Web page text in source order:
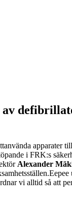
av
apparater
i FRK:s
Alexander
Eepee
vi alltid så att